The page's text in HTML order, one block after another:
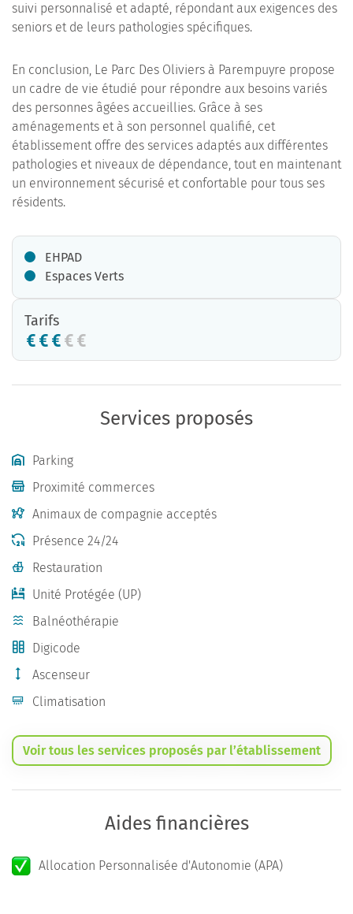
suivi personnalisé et adapté, répondant aux exigences des
seniors et de leurs pathologies spécifiques.
En conclusion, Le Parc Des Oliviers à Parempuyre propose
un cadre de vie étudié pour répondre aux besoins variés
des personnes âgées accueillies. Grâce à ses
aménagements et à son personnel qualifié, cet
établissement offre des services adaptés aux différentes
pathologies et niveaux de dépendance, tout en maintenant
un environnement sécurisé et confortable pour tous ses
résidents.
EHPAD
Espaces Verts
Tarifs
Services proposés
Parking
Proximité commerces
Animaux de compagnie acceptés
Présence 24/24
Restauration
Unité Protégée (UP)
Balnéothérapie
Digicode
Ascenseur
Climatisation
Voir tous les services proposés par l’établissement
Aides financières
Allocation Personnalisée d'Autonomie (APA)